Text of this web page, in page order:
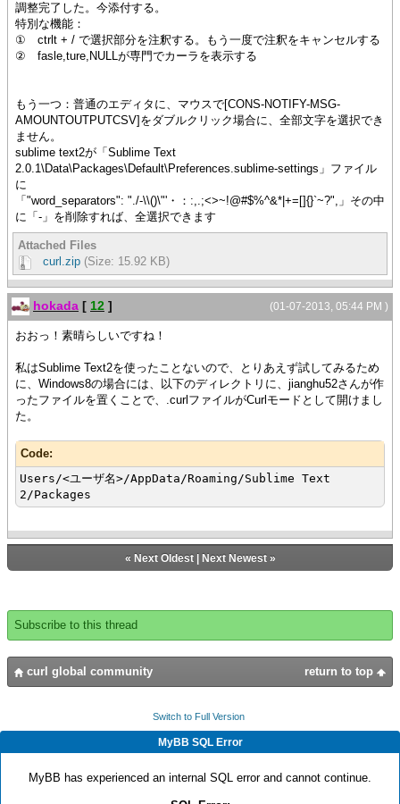
調整完了した。今添付する。
特別な機能：
① ctrlt + / で選択部分を注釈する。もう一度で注釈をキャンセルする
② fasle,ture,NULLが専門でカーラを表示する
もう一つ：普通のエディタに、マウスで[CONS-NOTIFY-MSG-
AMOUNTOUTPUTCSV]をダブルクリック場合に、全部文字を選択でき
ません。
sublime text2が「Sublime Text
2.0.1\Data\Packages\Default\Preferences.sublime-settings」ファイル
に
「"word_separators": "./-\\()\"'・：:,.;<>~!@#$%^&*|+=[]{}`~?",」その中
に「-」を削除すれば、全選択できます
Attached Files
curl.zip (Size: 15.92 KB)
(01-07-2013, 05:44 PM )
hokada [ 12 ]
おおっ！素晴らしいですね！
私はSublime Text2を使ったことないので、とりあえず試してみるため
に、Windows8の場合には、以下のディレクトリに、jianghu52さんが作
ったファイルを置くことで、.curlファイルがCurlモードとして開けまし
た。
Code:
Users/<ユーザ名>/AppData/Roaming/Sublime Text
2/Packages
« Next Oldest| Next Newest»
Subscribe to this thread
return to top
curl global community
Switch to Full Version
MyBB SQL Error
MyBB has experienced an internal SQL error and cannot continue.